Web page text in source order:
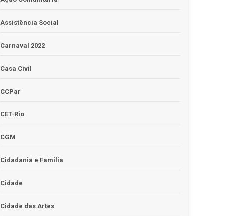
Assistência Social
Carnaval 2022
Casa Civil
CCPar
CET-Rio
CGM
Cidadania e Família
Cidade
Cidade das Artes